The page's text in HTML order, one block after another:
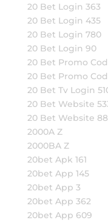
20 Bet Login 363
20 Bet Login 435
20 Bet Login 780
20 Bet Login 90
20 Bet Promo
20 Bet Promo
20 Bet Tv Login
20 Bet Website
20 Bet Website
2000A Z
2000BA Z
20bet Apk 161
20bet App 145
20bet App 3
20bet App 362
20bet App 609